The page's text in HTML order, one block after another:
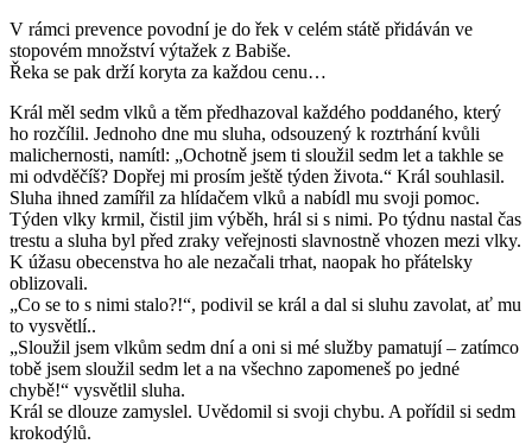
V rámci prevence povodní je do řek v celém státě přidáván ve
stopovém množství výtažek z Babiše.
Řeka se pak drží koryta za každou cenu…
Král měl sedm vlků a těm předhazoval každého poddaného, který
ho rozčílil. Jednoho dne mu sluha, odsouzený k roztrhání kvůli
malichernosti, namítl: „Ochotně jsem ti sloužil sedm let a takhle se
mi odvděčíš? Dopřej mi prosím ještě týden života.“ Král souhlasil.
Sluha ihned zamířil za hlídačem vlků a nabídl mu svoji pomoc.
Týden vlky krmil, čistil jim výběh, hrál si s nimi. Po týdnu nastal čas
trestu a sluha byl před zraky veřejnosti slavnostně vhozen mezi vlky.
K úžasu obecenstva ho ale nezačali trhat, naopak ho přátelsky
oblizovali.
„Co se to s nimi stalo?!“, podivil se král a dal si sluhu zavolat, ať mu
to vysvětlí..
„Sloužil jsem vlkům sedm dní a oni si mé služby pamatují – zatímco
tobě jsem sloužil sedm let a na všechno zapomeneš po jedné
chybě!“ vysvětlil sluha.
Král se dlouze zamyslel. Uvědomil si svoji chybu. A pořídil si sedm
krokodýlů.